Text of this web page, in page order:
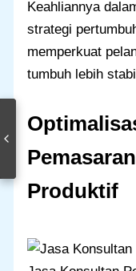
Keahliannya
strategi
memperkuat
tumbuh lebih
Produktif